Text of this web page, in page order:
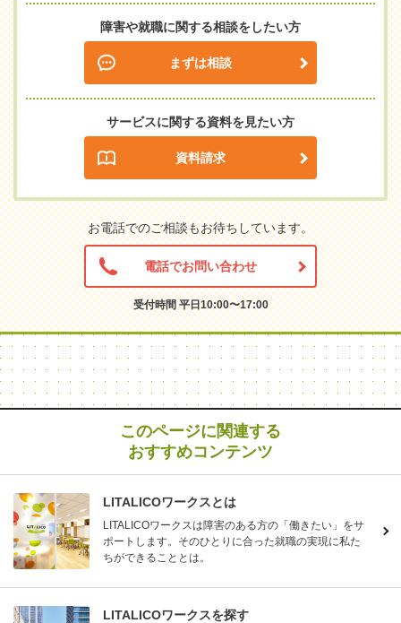
障害や就職に関する相談をしたい方
まずは相談
サービスに関する資料を見たい方
資料請求
お電話でのご相談もお待ちしています。
電話でお問い合わせ
受付時間 平日10:00〜17:00
このページに関連する
おすすめコンテンツ
LITALICOワークスとは
LITALICOワークスは障害のある方の「働きたい」をサ
ポートします。そのひとりに合った就職の実現に私た
ちができることとは。
LITALICOワークスを探す